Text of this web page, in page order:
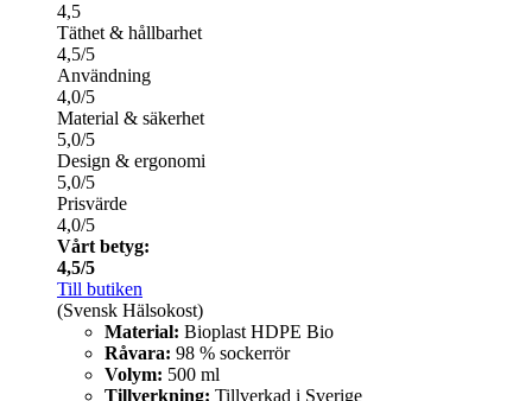
4,5
Täthet & hållbarhet
4,5/5
Användning
4,0/5
Material & säkerhet
5,0/5
Design & ergonomi
5,0/5
Prisvärde
4,0/5
Vårt betyg:
4,5/5
Till butiken
(Svensk Hälsokost)
Material: Bioplast HDPE Bio
Råvara: 98 % sockerrör
Volym: 500 ml
Tillverkning: Tillverkad i Sverige